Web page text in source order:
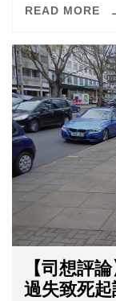
視子女，才是孩
READ MORE
【司想評
過失致死